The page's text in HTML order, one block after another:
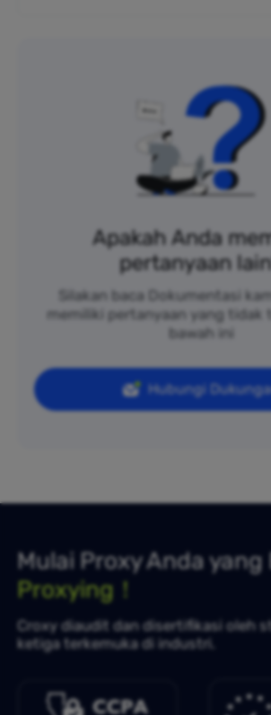
Apakah Anda
pertanyaan
Silakan baca Dokumentasi
memiliki pertanyaan yang tidak
bawah ini
Hubungi
Mulai Proxy Anda yang
Proxying！
Croxy diaudit dan disertifikasi oleh
ketiga terkemuka di industri.